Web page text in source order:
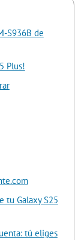
S936B de
Plus!
tu Galaxy S25
tú eliges